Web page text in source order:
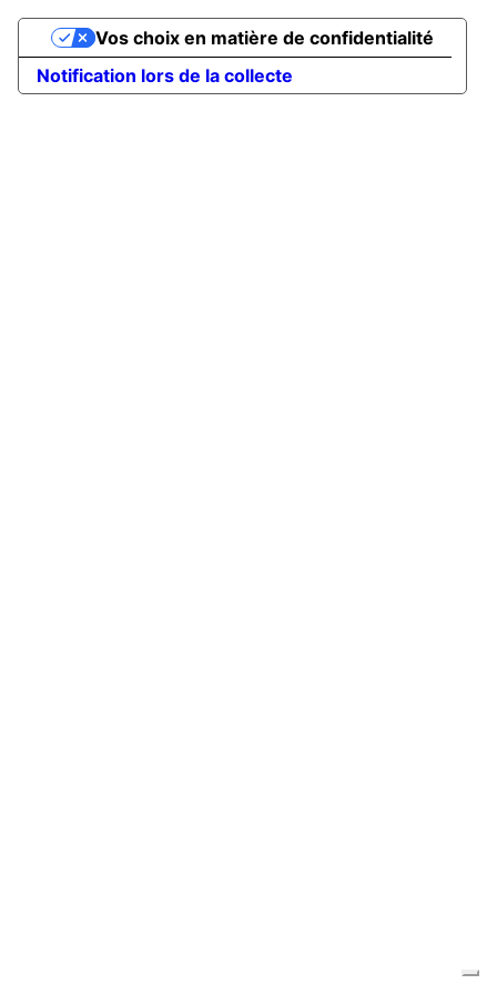
Notification lors de la collecte
Vos choix en matière de confidentialité